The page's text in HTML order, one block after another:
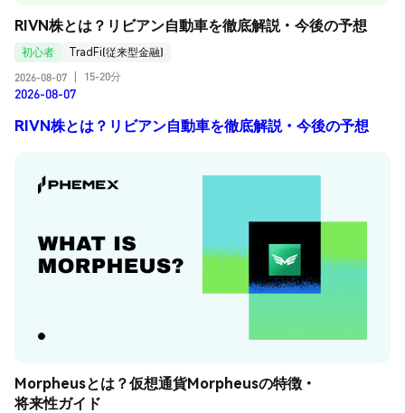
RIVN株とは？リビアン自動車を徹底解説・今後の予想
初心者
TradFi(従来型金融)
2026-08-07
15-20分
2026-08-07
RIVN株とは？リビアン自動車を徹底解説・今後の予想
Morpheusとは？仮想通貨Morpheusの特徴・
将来性ガイド